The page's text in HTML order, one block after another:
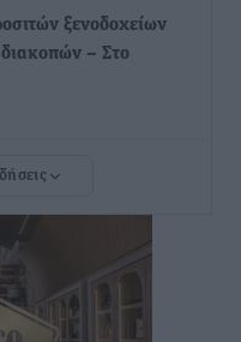
ξενοδοχείων
διακοπών – Στο
H Hotels –
μονόδρομο στο